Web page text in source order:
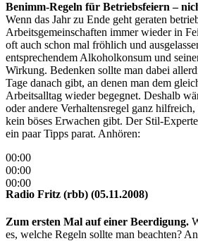
Benimm-Regeln für Betriebsfeiern –
Wenn das Jahr zu Ende geht geraten
Arbeitsgemeinschaften immer wieder in
oft auch schon mal fröhlich und
entsprechendem Alkoholkonsum und
Wirkung. Bedenken sollte man dabei
Tage danach gibt, an denen man dem
Arbeitsalltag wieder begegnet. Deshalb
oder andere Verhaltensregel ganz
kein böses Erwachen gibt. Der Stil-
ein paar Tipps parat. Anhören:
00:00
00:00
00:00
Radio Fritz (rbb) (05.11.2008)
Zum ersten Mal auf einer Beerdigung.
es, welche Regeln sollte man beachten?